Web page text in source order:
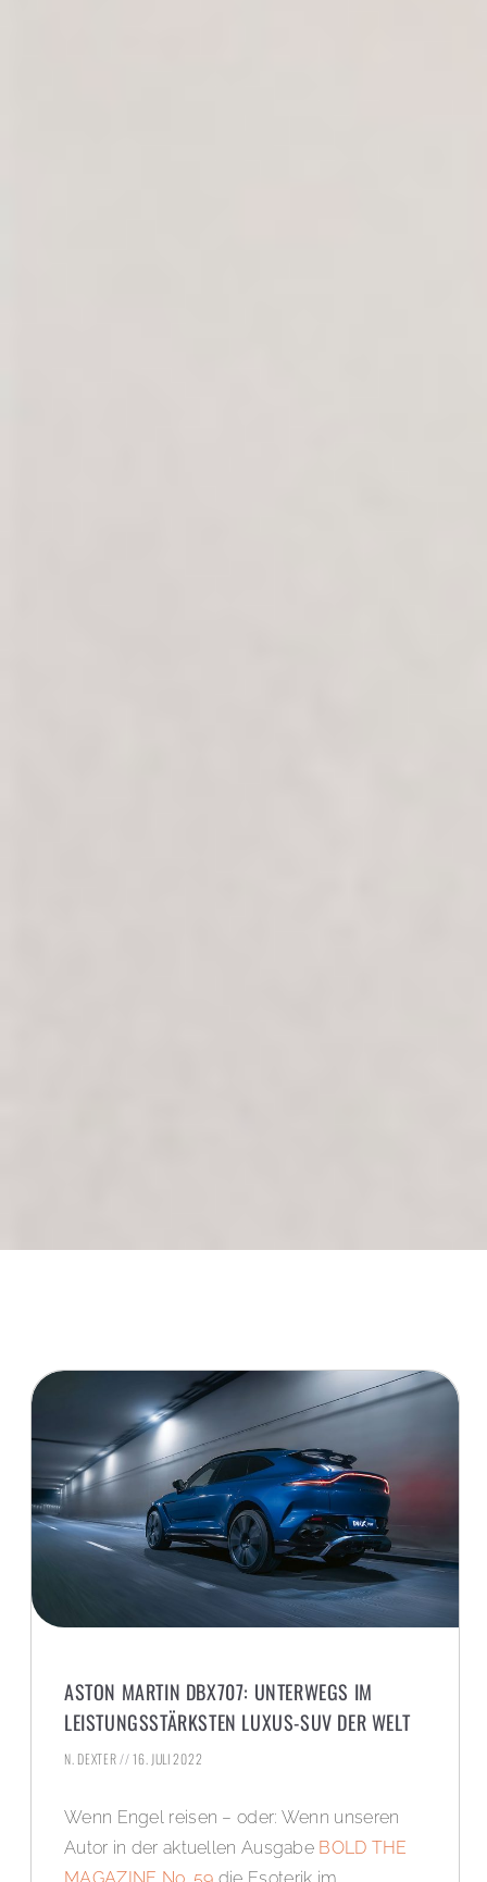
ASTON MARTIN DBX707: UNTERWEGS IM
LEISTUNGSSTÄRKSTEN LUXUS-SUV DER WELT
N. DEXTER 16. JULI 2022
Wenn Engel reisen – oder: Wenn unseren
Autor in der aktuellen Ausgabe BOLD THE
MAGAZINE No. 59 die Esoterik im